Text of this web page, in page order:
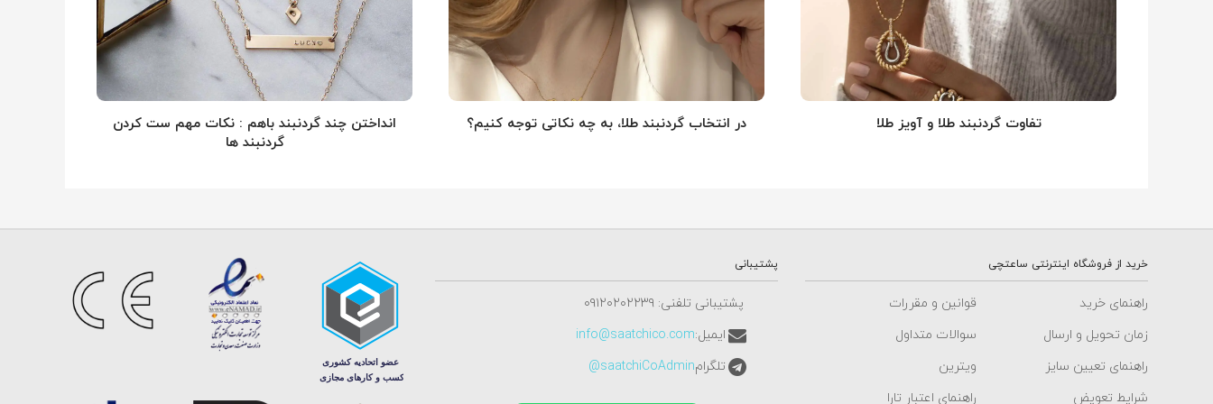
تفاوت گردنبند طلا و آویز طلا در انتخاب گردنبند طلا‌، به چه نکاتی توجه کنیم؟
انداختن چند گردنبند باهم : نکات مهم ست کردن
گردنبند ها
خرید از فروشگاه اینترنتی ساعتچی
راهنمای خرید
قوانین و مقررات
زمان تحویل و ارسال
سوالات متداول
راهنمای تعیین سایز
ویترین
شرایط تعویض
راهنمای اعتبار تارا
پشتیبانی
پشتیبانی تلفنی: ٠٩١٢٠٢٠٢٢٣٩
ایمیل:info@saatchico.com
تلگرامsaatchiCoAdmin@